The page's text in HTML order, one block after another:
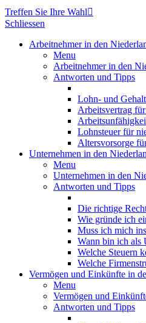
Treffen Sie Ihre Wahl
Schliessen
Arbeitnehmer in den
Menu
Arbeitnehmer in den
Antworten und Tipps
Lohn- und
Arbeitsvertrag
Lohnsteuer für
Altersvorsorge
Unternehmen in den
Menu
Unternehmen in den
Antworten und Tipps
Die richtige
Wie gründe ich
Muss ich mich
Wann bin ich als
Welche Steuern
Welche
Vermögen und Einkünfte in
Menu
Vermögen und
Antworten und Tipps